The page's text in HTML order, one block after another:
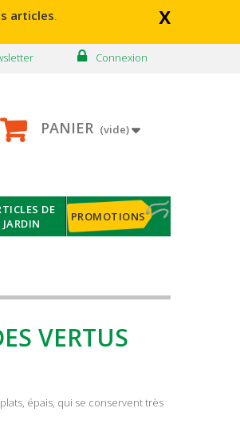
x
articles.
Connexion
PANIER (vide)
DE
JARDIN
PROMOTIONS
VERTUS
épais, qui se conservent très